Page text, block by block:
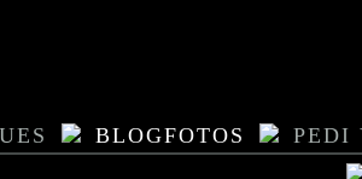
BLOGFOTOS PEDI